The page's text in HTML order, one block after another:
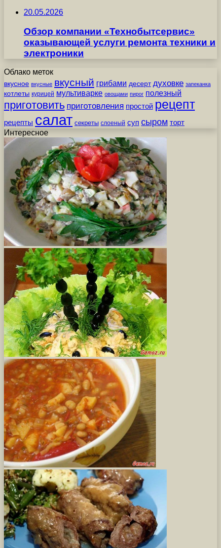
20.05.2026
Обзор компании «Технобытсервис»
оказывающей услуги ремонта техники и
электроники
Облако меток
вкусное вкусные вкусный грибами десерт духовке запеканка
котлеты курицей мультиварке овощами пирог полезный
приготовить приготовления простой рецепт
рецепты салат секреты слоеный суп сыром торт
Интересное